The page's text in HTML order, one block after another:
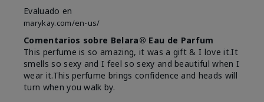
Evaluado en
marykay.com/en-us/
Comentarios sobre Belara® Eau de Parfum
This perfume is so amazing, it was a gift & I love it.It
smells so sexy and I feel so sexy and beautiful when I
wear it.This perfume brings confidence and heads will
turn when you walk by.